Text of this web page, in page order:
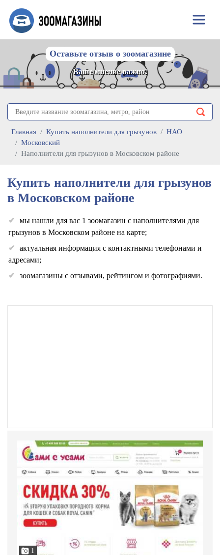
Оставьте отзыв о зоомагазине
Ваше мнение важно!
Главная Купить наполнители для грызунов
НАО
Московский
Наполнители для грызунов в Московском районе
Купить наполнители для грызунов
в Московском районе
мы нашли для вас 1 зоомагазин с наполнителями для
грызунов в Московском районе на карте;
актуальная информация с контактными телефонами и
адресами;
зоомагазины с отзывами, рейтингом и фотографиями.
1